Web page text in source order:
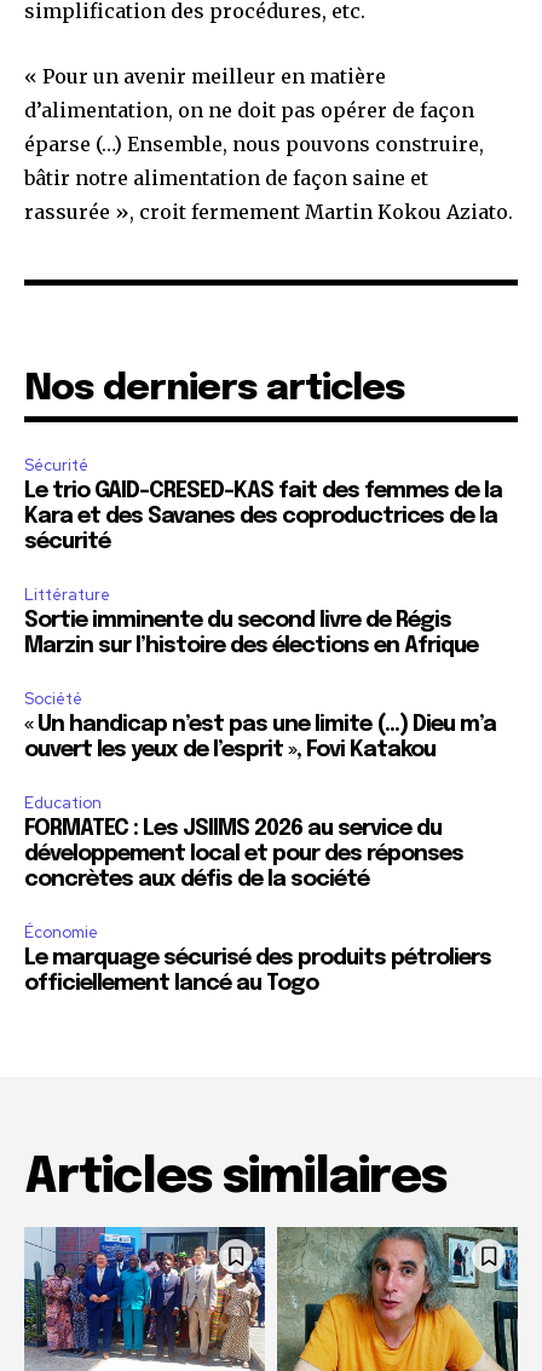
simplification des procédures, etc.
« Pour un avenir meilleur en matière
d’alimentation, on ne doit pas opérer de façon
éparse (…) Ensemble, nous pouvons construire,
bâtir notre alimentation de façon saine et
rassurée », croit fermement Martin Kokou Aziato.
Nos derniers articles
Sécurité
Le trio GAID-CRESED-KAS fait des femmes de la
Kara et des Savanes des coproductrices de la
sécurité
Littérature
Sortie imminente du second livre de Régis
Marzin sur l’histoire des élections en Afrique
Société
« Un handicap n’est pas une limite (…) Dieu m’a
ouvert les yeux de l’esprit », Fovi Katakou
Education
FORMATEC : Les JSIIMS 2026 au service du
développement local et pour des réponses
concrètes aux défis de la société
Économie
Le marquage sécurisé des produits pétroliers
officiellement lancé au Togo
Articles similaires